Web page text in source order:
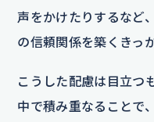
声をかけたりするなど
の信頼関係を築くきっ
こうした配慮は目立つ
中で積み重なることで